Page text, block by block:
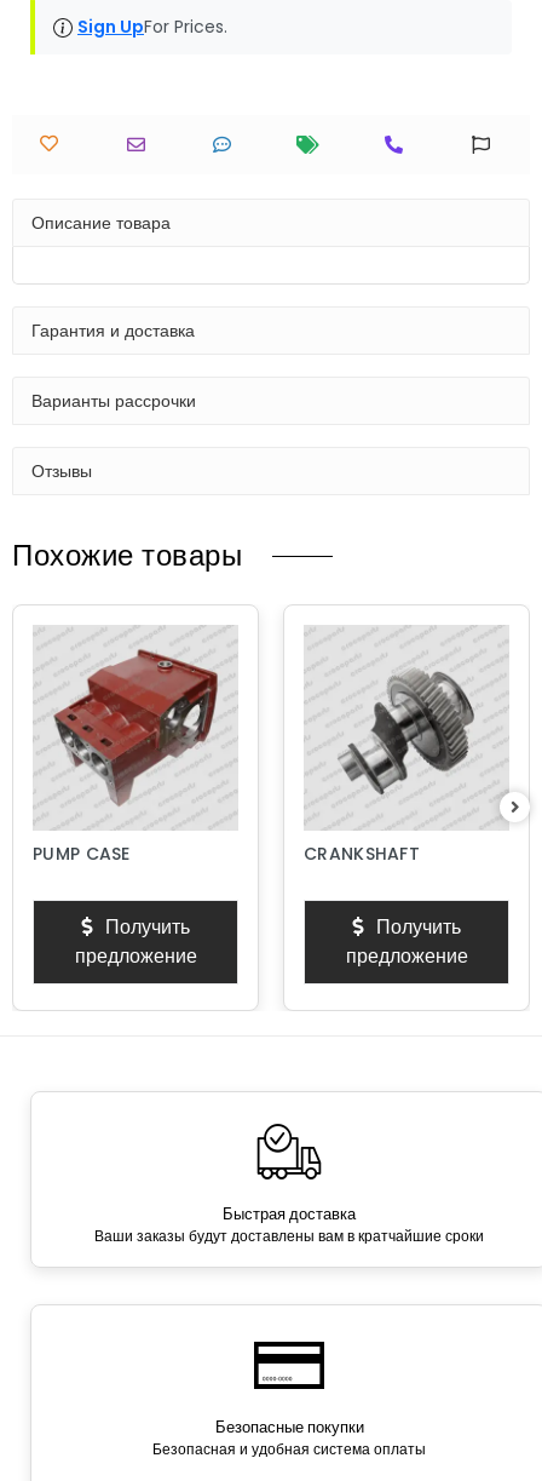
Sign UpFor Prices.
Описание товара
Гарантия и доставка
Варианты рассрочки
Отзывы
Похожие товары
PUMP CASE
Получить
предложение
CRANKSHAFT
Получить
предложение
Быстрая доставка
Ваши заказы будут доставлены вам в кратчайшие сроки
Безопасные покупки
Безопасная и удобная система оплаты